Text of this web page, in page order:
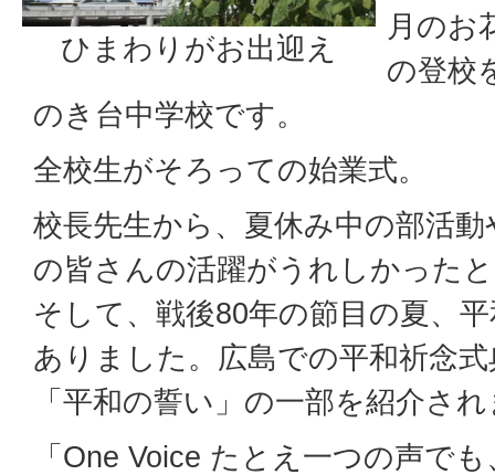
ひまわりがお出迎え
月のお
の登校
のき台中学校です。
全校生がそろっての始業式。
校長先生から、夏休み中の部活
の皆さんの活躍がうれしかった
そして、戦後80年の節目の夏、
ありました。広島での平和祈念
「平和の誓い」の一部を紹介さ
「One Voice たとえ一つの声で